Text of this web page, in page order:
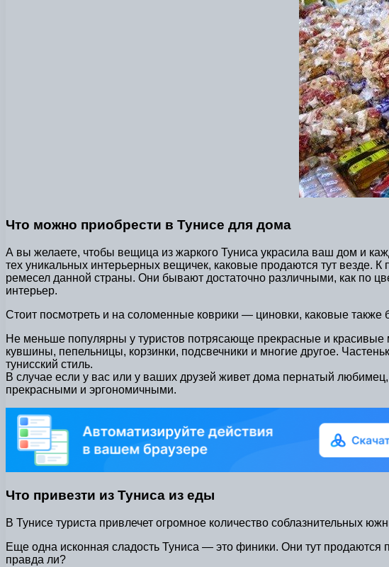
Что можно приобрести в Тунисе для дома
А вы желаете, чтобы вещица из жаркого Туниса украсила ваш дом и
тех уникальных интерьерных вещичек, каковые продаются тут везде.
ремесел данной страны. Они бывают достаточно различными, как по
интерьер.
Стоит посмотреть и на соломенные коврики — циновки, каковые
Не меньше популярны у туристов потрясающе прекрасные и красивые
кувшины, пепельницы, корзинки, подсвечники и многие другое.
тунисский стиль.
В случае если у вас или у ваших друзей живет дома пернатый
прекрасными и эргономичными.
Что привезти из Туниса из еды
В Тунисе туриста привлечет огромное количество соблазнительных
Еще одна исконная сладость Туниса — это финики. Они тут продаются
правда ли?